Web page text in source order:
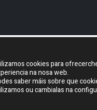
cookies para
na nosa web.
saber máis sobre que
ou cambialas na